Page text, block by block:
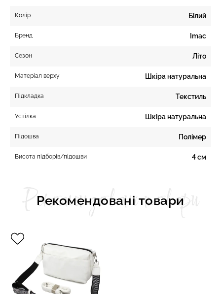
Колір Білий
Бренд Imac
Сезон Літо
Матеріал верху Шкіра натуральна
Підкладка Текстиль
Устілка Шкіра натуральна
Підошва Полімер
Висота підборів/підошви 4 см
Рекомендовані товари
Рекомендовані товари